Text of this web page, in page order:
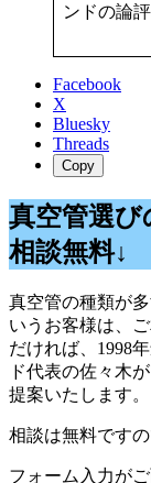
ンドの論評
Facebook
X
Bluesky
Threads
Copy
真空管選び
相談無料↓
真空管の種類が
いうお客様は、
だければ、1998
ド代表の佐々木
提案いたします。
相談は無料です
フォーム入力が